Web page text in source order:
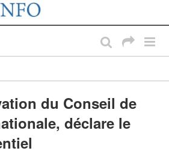
du Conseil de
déclare le